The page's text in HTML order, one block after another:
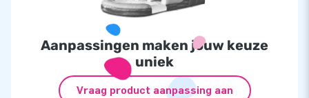
Aanpassingen maken jouw keuze
uniek
Vraag product aanpassing aan